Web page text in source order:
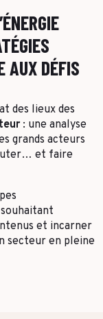
AUX DÉFIS
des lieux des
: une analyse
grands acteurs
et faire
et incarner
secteur en pleine